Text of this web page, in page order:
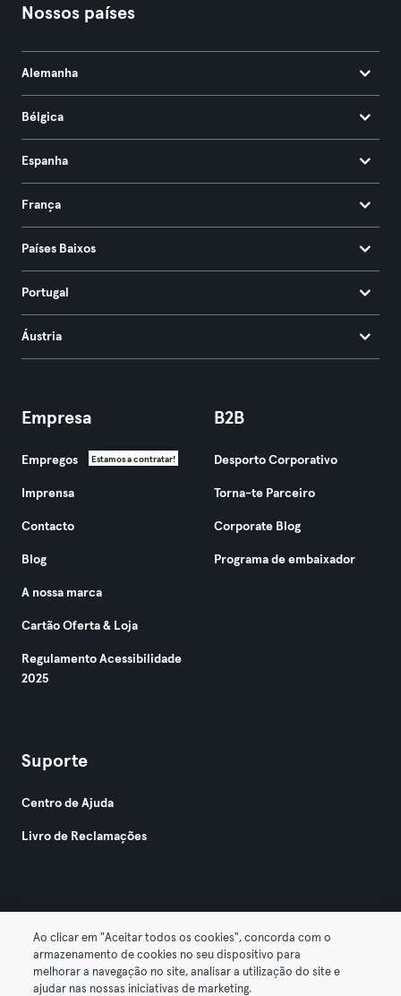
Nossos países
Alemanha
Bélgica
Espanha
França
Países Baixos
Portugal
Áustria
Empresa
Empregos Estamos a contratar!
Imprensa
Contacto
Blog
A nossa marca
Cartão Oferta & Loja
Regulamento Acessibilidade
2025
B2B
Desporto Corporativo
Torna-te Parceiro
Corporate Blog
Programa de embaixador
Suporte
Centro de Ajuda
Livro de Reclamações
© 2026 Urban Sports Group GmbH. All rights reserved.
Termos & Condições Privacidade
Ao clicar em "Aceitar todos os cookies", concorda com o
armazenamento de cookies no seu dispositivo para
melhorar a navegação no site, analisar a utilização do site e
ajudar nas nossas iniciativas de marketing.